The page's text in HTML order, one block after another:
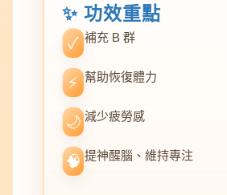
✨ 功效重點
✓ 補充 B 群
⚡ 幫助恢復體力
🌙 減少疲勞感
🧠 提神醒腦、維持專注